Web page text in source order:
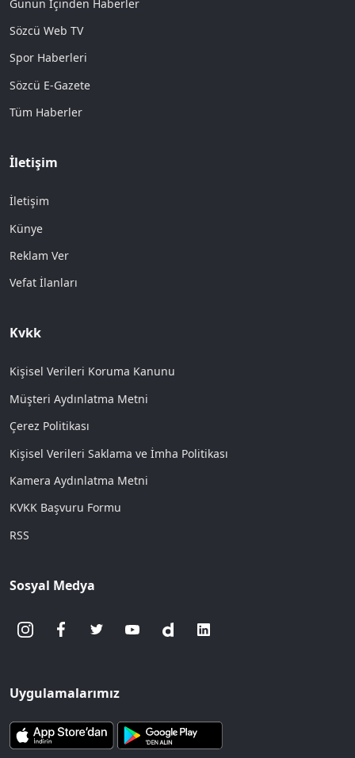
Günün İçinden Haberler
Sözcü Web TV
Spor Haberleri
Sözcü E-Gazete
Tüm Haberler
İletişim
İletişim
Künye
Reklam Ver
Vefat İlanları
Kvkk
Kişisel Verileri Koruma Kanunu
Müşteri Aydınlatma Metni
Çerez Politikası
Kişisel Verileri Saklama ve İmha Politikası
Kamera Aydınlatma Metni
KVKK Başvuru Formu
RSS
Sosyal Medya
Uygulamalarımız